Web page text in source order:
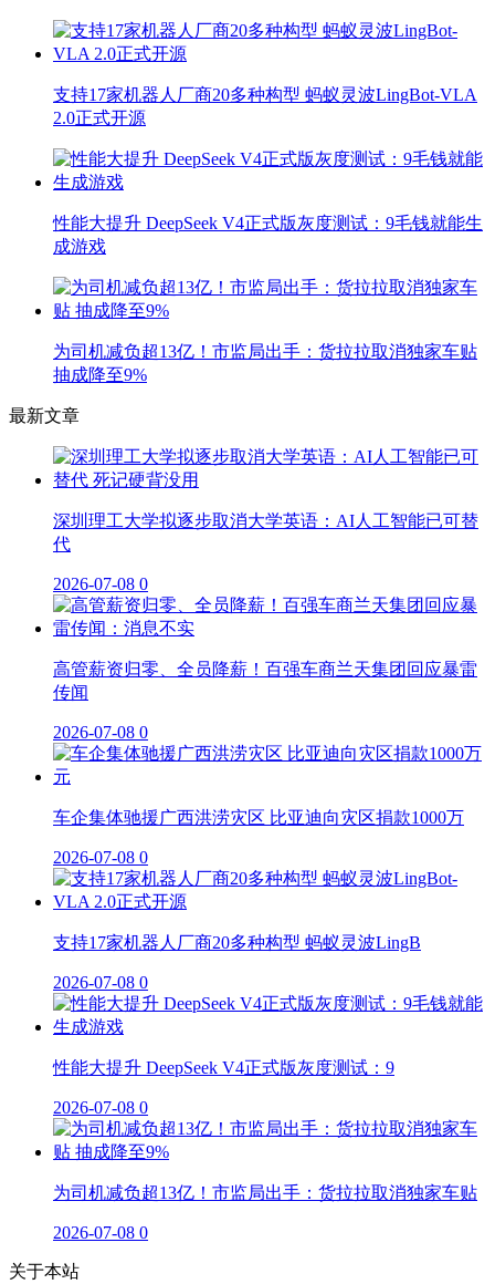
支持17家机器人厂商20多种构型 蚂蚁灵波LingBot-VLA
2.0正式开源
性能大提升 DeepSeek V4正式版灰度测试：9毛钱就能生
成游戏
为司机减负超13亿！市监局出手：货拉拉取消独家车贴
抽成降至9%
最新文章
深圳理工大学拟逐步取消大学英语：AI人工智能已可替
代
2026-07-08 0
高管薪资归零、全员降薪！百强车商兰天集团回应暴雷
传闻
2026-07-08 0
车企集体驰援广西洪涝灾区 比亚迪向灾区捐款1000万
2026-07-08 0
支持17家机器人厂商20多种构型 蚂蚁灵波LingB
2026-07-08 0
性能大提升 DeepSeek V4正式版灰度测试：9
2026-07-08 0
为司机减负超13亿！市监局出手：货拉拉取消独家车贴
2026-07-08 0
关于本站